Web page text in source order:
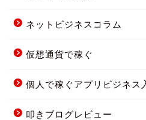
ネットビジネスコラム
仮想通貨で稼ぐ
個人で稼ぐアプリビジネス
叩きブログレビュー